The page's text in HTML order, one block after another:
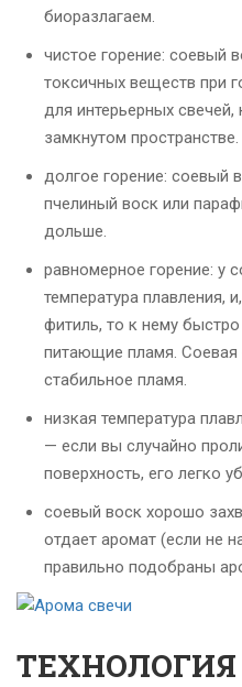
биоразлагаем.
чистое горение: соевый
токсичных веществ при
для интерьерных
замкнутом пространстве.
долгое горение: соевый
пчелиный воск или
дольше.
равномерное горение: у
температура плавления,
фитиль, то к нему
питающие пламя. Соевая
стабильное пламя.
низкая температура
— если вы случайно
поверхность, его легко
соевый воск хорошо
отдает аромат (если не
правильно подобраны